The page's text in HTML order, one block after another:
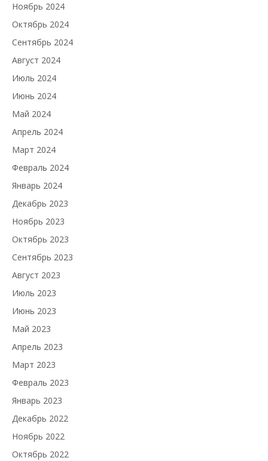
Ноябрь 2024
Октябрь 2024
Сентябрь 2024
Август 2024
Июль 2024
Июнь 2024
Май 2024
Апрель 2024
Март 2024
Февраль 2024
Январь 2024
Декабрь 2023
Ноябрь 2023
Октябрь 2023
Сентябрь 2023
Август 2023
Июль 2023
Июнь 2023
Май 2023
Апрель 2023
Март 2023
Февраль 2023
Январь 2023
Декабрь 2022
Ноябрь 2022
Октябрь 2022